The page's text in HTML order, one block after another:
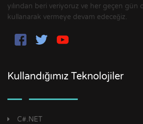
yılından beri veriyoruz ve her geçen
kullanarak vermeye devam edeceğiz.
Kullandığımız Teknolojiler
C#.NET